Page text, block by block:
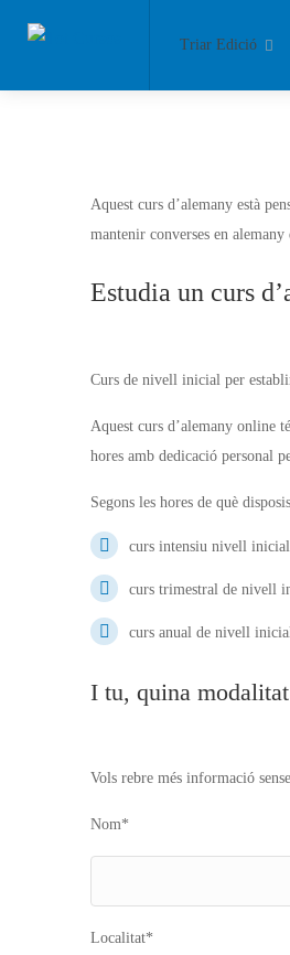
Triar Edició
Aquest curs d’alemany està
mantenir converses en
Estudia un curs
Curs de nivell inicial per
Aquest curs d’alemany online
hores amb dedicació personal
Segons les hores de què
curs intensiu nivell inicial
curs trimestral de nivell
curs anual de nivell
I tu, quina
Vols rebre més informació
Nom*
Localitat*